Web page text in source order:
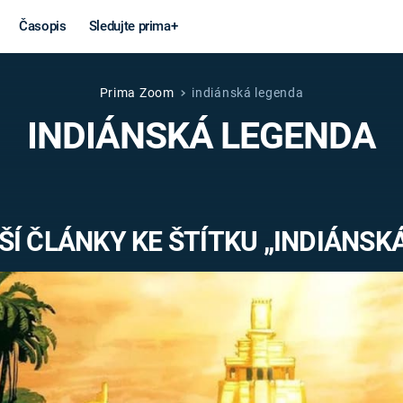
Časopis Sledujte prima+
Věda a
technika
MARS
Války
VÁLEČNÉ
Záhady a
Prima Zoom indiánská legenda
INDIÁNSKÁ LEGENDA
ČLÁNKY KE ŠTÍTKU